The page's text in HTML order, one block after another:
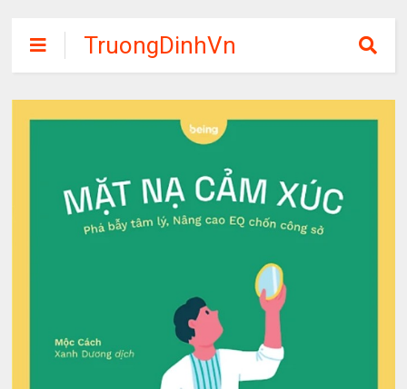
TruongDinhVn
Chia sẽ ebook,
các khóa học,
phần mềm học
tập miễn phí